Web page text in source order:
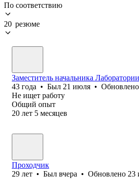
По соответствию
20 резюме
Заместитель начальника Лаборатории
43 года • Был 21 июля • Обновлено
Не ищет работу
Общий опыт
20 лет 5 месяцев
Проходчик
29 лет • Был вчера • Обновлено 23